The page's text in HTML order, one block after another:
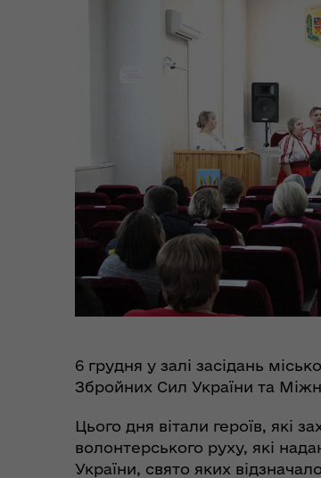
єВідновлення
Пункти незламності та
укриття
6 грудня у залі засідань
Збройних Сил України та
Цього дня вітали героїв, які
волонтерського руху, які
України, свято яких